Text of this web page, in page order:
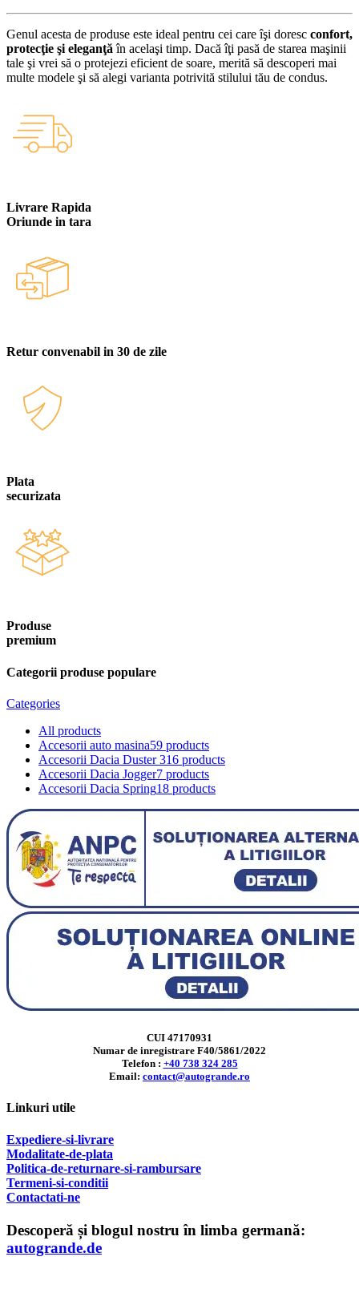
Genul acesta de produse este ideal pentru cei care îşi doresc confort,
protecţie şi eleganţăîn acelaşi timp. Dacă îţi pasă de starea maşinii
tale şi vrei să o protejezi eficient de soare, merită să descoperi mai
multe modele şi să alegi varianta potrivită stilului tău de condus.
Livrare Rapida
Oriunde in tara
Retur convenabil in 30 de zile
Plata
securizata
Produse
premium
Categorii produse populare
Categories
All products
Accesorii auto masina59 products
Accesorii Dacia Duster 316 products
Accesorii Dacia Jogger7 products
Accesorii Dacia Spring18 products
CUI 47170931
Numar de inregistrare F40/5861/2022
Telefon : +40 738 324 285
Email: contact@autogrande.ro
Linkuri utile
Expediere-si-livrare
Modalitate-de-plata
Politica-de-returnare-si-rambursare
Termeni-si-conditii
Contactati-ne
Descoperă și blogul nostru în limba germană:
autogrande.de